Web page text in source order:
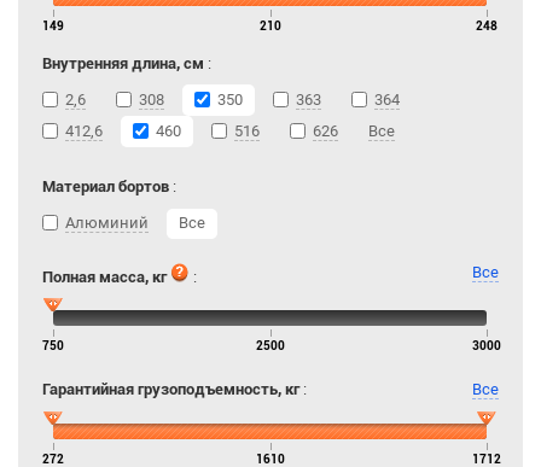
149 210 248
Внутренняя длина, см :
2,6
308 350 363
364
412,6
460 516 626 Все
Материал бортов :
Алюминий
Все
Полная масса, кг : Все
750 2500 3000
Гарантийная грузоподъемность, кг: Все
272 1610 1712